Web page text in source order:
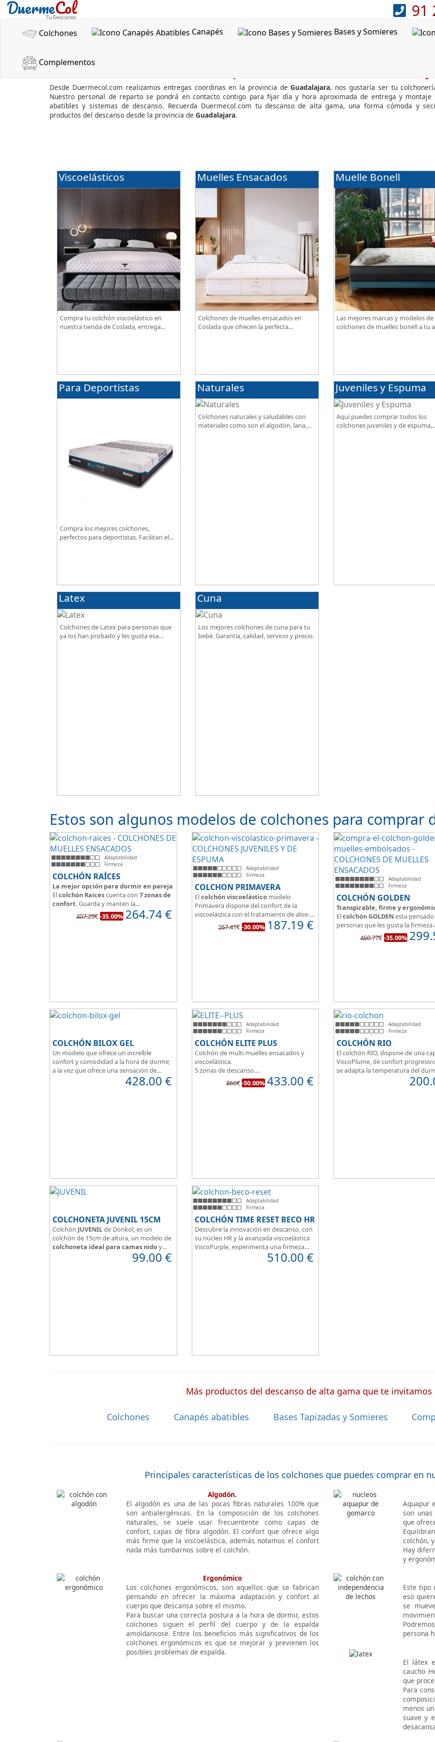
91
Colchones Canapés Bases y Somieres
Complementos
Desde Duermecol.com realizamos entregas coordinas en la provincia deGuadalajara, nos gustaría ser tu
Nuestro personal de reparto se pondrá en contacto contigo para fijar día y hora aproximada de entrega y montaje
abatibles y sistemas de descanso. Recuerda Duermecol.com tu descanso de alta gama, una forma cómoda y
productos del descanso desde la provincia de Guadalajara.
Viscoelásticos
Compra tu colchón viscoelástico en
nuestra tienda de Coslada, entrega
Muelles Ensacados
Colchones de muelles ensacados en
Coslada que ofrecen la perfecta
Muelle Bonell
Las mejores marcas y modelos de
colchones de muelles bonell a tu
Para Deportistas
Compra los mejores colchones,
perfectos para deportistas. Facilitan el
Naturales
Colchones naturales y saludables con
materiales como son el algodón, lana,
Juveniles y Espuma
Aquí puedes comprar todos los
colchones juveniles y de espuma,
Latex
Colchones de Latex para personas que
ya los han probado y les gusta esa
Cuna
Los mejores colchones de cuna para tu
bebé. Garantía, calidad, servicio y precio.
Estos son algunos modelos de colchones para comprar
Adaptabilidad
Firmeza
COLCHÓN RAÍCES
La mejor opción para dormir en pareja
Elcolchón Raicescuenta con 7 zonas de
confort. Guarda y manten la
independencia de lechos, un buen
colchón para dormir en pareja.
407.29€ -35.00% 264.74€
Adaptabilidad
Firmeza
COLCHON PRIMAVERA
Elcolchón viscoelásticomodelo
Primavera dispone del confort de la
viscoelástica con el tratamiento de aloe-
vera y la malla 3D para facilitar la
transpiración.
267.41€ -30.00% 187.19 €
Adaptabilidad
Firmeza
COLCHÓN GOLDEN
Transpirable, firme y
Elcolchón GOLDENesta
personas que les gusta la firmeza
hora de dormir, pero sin perder
y adaptabilidad que nos ofrece la
460.77€ -35.00%
COLCHÓN BILOX GEL
Un modelo que ofrece un increíble
confort y comodidad a la hora de dormir,
a la vez que ofrece una sensación de
El tejido del colchón Ultra Violet428.00 €
Adaptabilidad
Firmeza
COLCHÓN ELITE PLUS
Colchón de multi muelles ensacados y
viscoelástica.
5 zonas de descanso.
Box perimetral HR30K multiperforado.
Para personas que buscan la comodidad
866€ -50.00% 433.00 €
Adaptabilidad
Firmeza
COLCHÓN RIO
El colchón RIO, dispone de una
ViscoPlume, de confort
se adapta la temperatura del
por la otra cara del colchón,
capa de confort Cotton, algodón
COLCHONETA JUVENIL 15CM
Colchón JUVENILde Donkol, es un
colchón de 15cm de altura, un modelo de
colchoneta ideal para camas nidoy
espacios con altura reducida.
núcleo de espuma de alta99.00 €
Adaptabilidad
Firmeza
COLCHÓN TIME RESET BECO HR
Descubre la innovación en descanso, con
su núcleo HR y la avanzada viscoelástica
ViscoPurple, experimenta una firmeza
media perfecta para un sueño reparador.
Disfruta de su transpirabilidad y gran
510.00 €
Más productos del descanso de alta gama que te invitamos
Colchones Canapés abatibles Bases Tapizadas y Somieres
Principales características de los colchones que puedes comprar en
Algodón.
El algodón es una de las pocas fibras naturales 100% que
son antialergénicas. En la composición de los colchones
naturales, se suele usar frecuentente como capas de
confort, capas de fibra algodón. El confort que ofrece algo
más firme que la viscoelástica, además notamos el confort
nada más tumbarnos sobre el colchón.
Aquapur
son
que
colchón,
Hay
y
Ergonómico
Los colchones ergonómicos, son aquellos que se fabrican
pensando en ofrecer la máxima adaptación y confort al
cuerpo que descansa sobre el mismo.
Para buscar una correcta postura a la hora de dormir, estos
colchones siguen el perfil del cuerpo y de la espalda
amoldansose. Entre los beneficios más significativos de los
colchones ergonómicos es que se mejorar y previenen los
posibles problemas de espalda.
Este tipo
eso
se
persona
El látex
caucho
que
Para
menos
suave y